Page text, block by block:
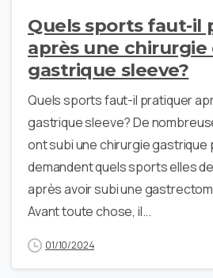
Quels sports faut-il
après une chirurgie
gastrique sleeve?
Quels sports faut-il pratiquer
gastrique sleeve? De
ont subi une chirurgie gastrique
demandent quels sports elles
après avoir subi une
Avant toute chose, il...
01/10/2024